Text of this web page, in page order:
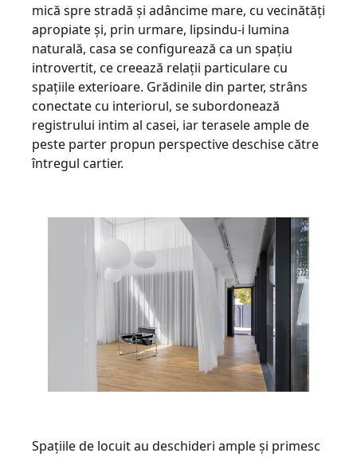
mică spre stradă și adâncime mare, cu vecinătăți
apropiate și, prin urmare, lipsindu-i lumina
naturală, casa se configurează ca un spațiu
introvertit, ce creează relații particulare cu
spațiile exterioare. Grădinile din parter, strâns
conectate cu interiorul, se subordonează
registrului intim al casei, iar terasele ample de
peste parter propun perspective deschise către
întregul cartier.
Spațiile de locuit au deschideri ample și primesc